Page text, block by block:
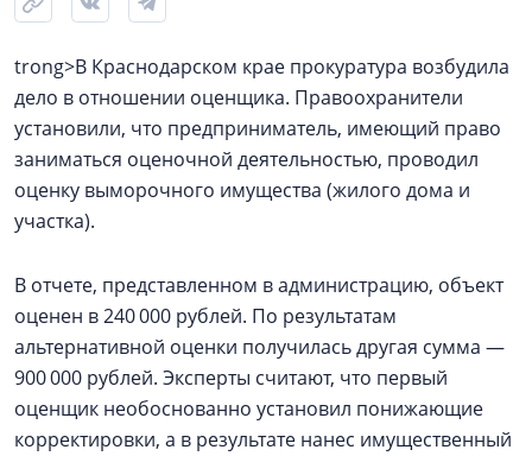
trong>В Краснодарском крае прокуратура возбудила
дело в отношении оценщика. Правоохранители
установили, что предприниматель, имеющий право
заниматься оценочной деятельностью, проводил
оценку выморочного имущества (жилого дома и
участка).
В отчете, представленном в администрацию, объект
оценен в 240 000 рублей. По результатам
альтернативной оценки получилась другая сумма —
900 000 рублей. Эксперты считают, что первый
оценщик необоснованно установил понижающие
корректировки, а в результате нанес имущественный